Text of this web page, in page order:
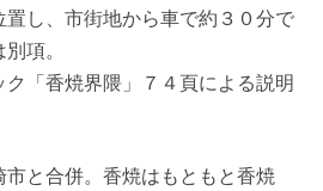
し、市街地から車で約３０分で
項。
「香焼界隈」７４頁による説明
と合併。香焼はもともと香焼